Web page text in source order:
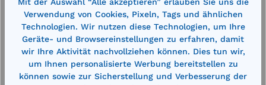
Mit der Auswahl “Alle akzeptieren” erlauben Sie uns die
Verwendung von Cookies, Pixeln, Tags und ähnlichen
Technologien. Wir nutzen diese Technologien, um Ihre
Geräte- und Browsereinstellungen zu erfahren, damit
wir Ihre Aktivität nachvollziehen können. Dies tun wir,
um Ihnen personalisierte Werbung bereitstellen zu
können sowie zur Sicherstellung und Verbesserung der